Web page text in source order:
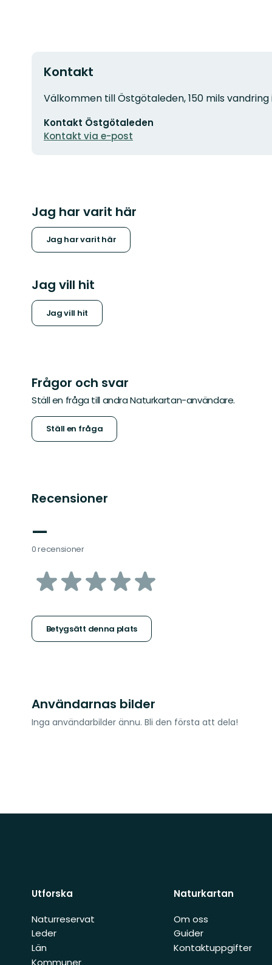
Kontakt
Adress
Välkommen till Östgötaleden, 150 mils
postadress
Kontakt Östgötaleden
Kontakt via e-post
Jag har varit här
Jag har varit här
Jag vill hit
Jag vill hit
Frågor och svar
Ställ en fråga till andra Naturkartan-användare.
Ställ en fråga
Recensioner
—
0 recensioner
av
stjärnor
Betygsätt denna plats
Användarnas bilder
Inga användarbilder ännu. Bli den första att dela!
Utforska
Naturreservat
Leder
Län
Kommuner
Naturkartan
Om oss
Guider
Kontaktuppgifter